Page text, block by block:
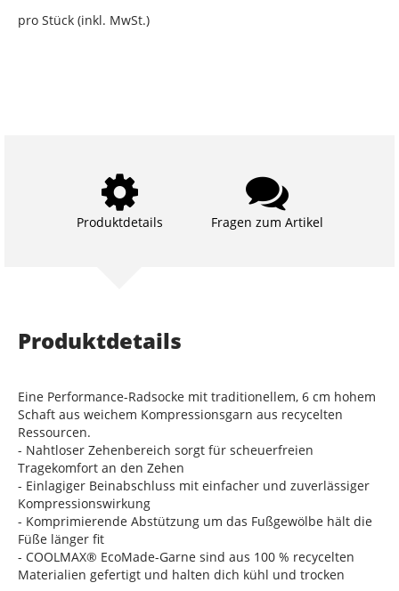
pro Stück (inkl. MwSt.)
Produktdetails Fragen zum Artikel
Produktdetails
Eine Performance-Radsocke mit traditionellem, 6 cm hohem
Schaft aus weichem Kompressionsgarn aus recycelten
Ressourcen.
- Nahtloser Zehenbereich sorgt für scheuerfreien
Tragekomfort an den Zehen
- Einlagiger Beinabschluss mit einfacher und zuverlässiger
Kompressionswirkung
- Komprimierende Abstützung um das Fußgewölbe hält die
Füße länger fit
- COOLMAX® EcoMade-Garne sind aus 100 % recycelten
Materialien gefertigt und halten dich kühl und trocken